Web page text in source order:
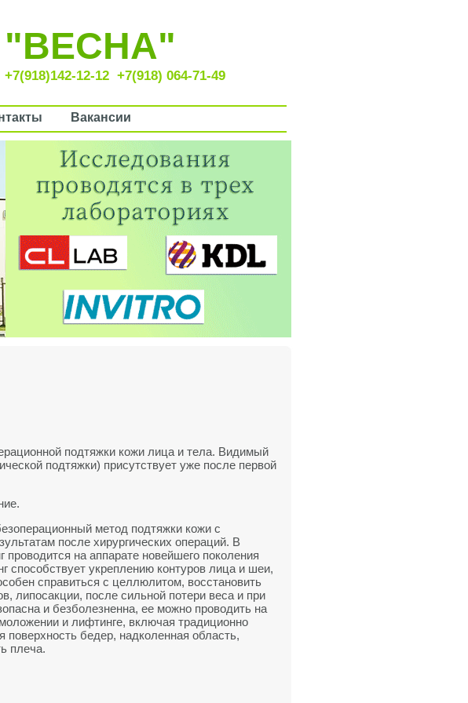
+7(918)142-12-12 +7(918) 064-71-49
Вакансии
подтяжки кожи лица и тела. Видимый
подтяжки) присутствует уже после первой
метод подтяжки кожи с
после хирургических операций. В
на аппарате новейшего поколения
укреплению контуров лица и шеи,
справиться с целлюлитом, восстановить
липосакции, после сильной потери веса и при
и безболезненна, ее можно проводить на
и лифтинге, включая традиционно
поверхность бедер, надколенная область,
плеча.